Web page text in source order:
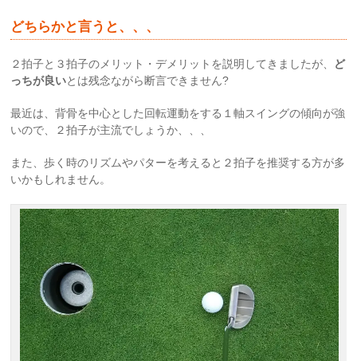
どちらかと言うと、、、
２拍子と３拍子のメリット・デメリットを説明してきましたが、 ど
っちが良いとは残念ながら断言できません?
最近は、背骨を中心とした回転運動をする１軸スイングの傾向が強
いので、２拍子が主流でしょうか、、、
また、歩く時のリズムやパターを考えると２拍子を推奨する方が多
いかもしれません。